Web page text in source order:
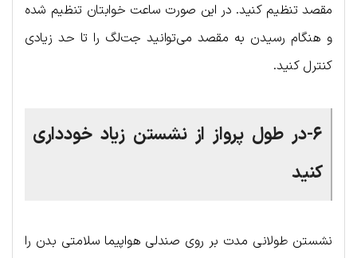
مقصد تنظیم کنید. در این صورت ساعت خوابتان تنظیم شده
و هنگام رسیدن به مقصد می‌توانید جت‌لگ را تا حد زیادی
کنترل کنید.
۶-در طول پرواز از نشستن زیاد خودداری
کنید
نشستن طولانی مدت بر روی صندلی هواپیما سلامتی بدن را